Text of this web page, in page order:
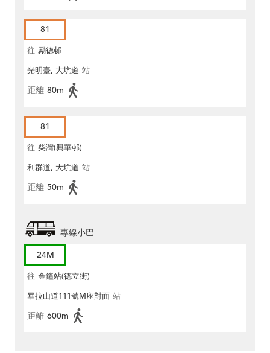
81
往 勵德邨
光明臺, 大坑道 站
距離 80m
81
往 柴灣(興華邨)
利群道, 大坑道 站
距離 50m
專線小巴
24M
往 金鐘站(德立街)
畢拉山道111號M座對面 站
距離 600m